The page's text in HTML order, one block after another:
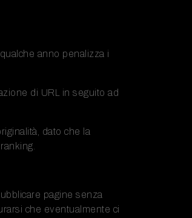
anno penalizza i
di URL in seguito ad
dato che la
pagine senza
che eventualmente ci